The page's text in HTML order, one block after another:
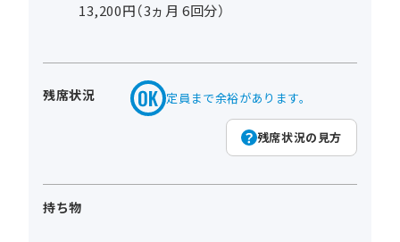
13,200円（3ヵ月 6回分）
残席状況 定員まで余裕があります。
残席状況の見方
持ち物